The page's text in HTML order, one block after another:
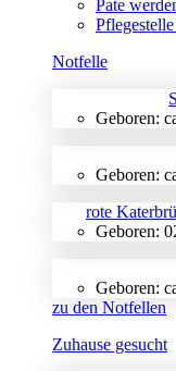
Pate
Notfelle
Geboren:
Geboren:
rote
Geboren:
Geboren:
zu den Notfellen
Zuhause gesucht